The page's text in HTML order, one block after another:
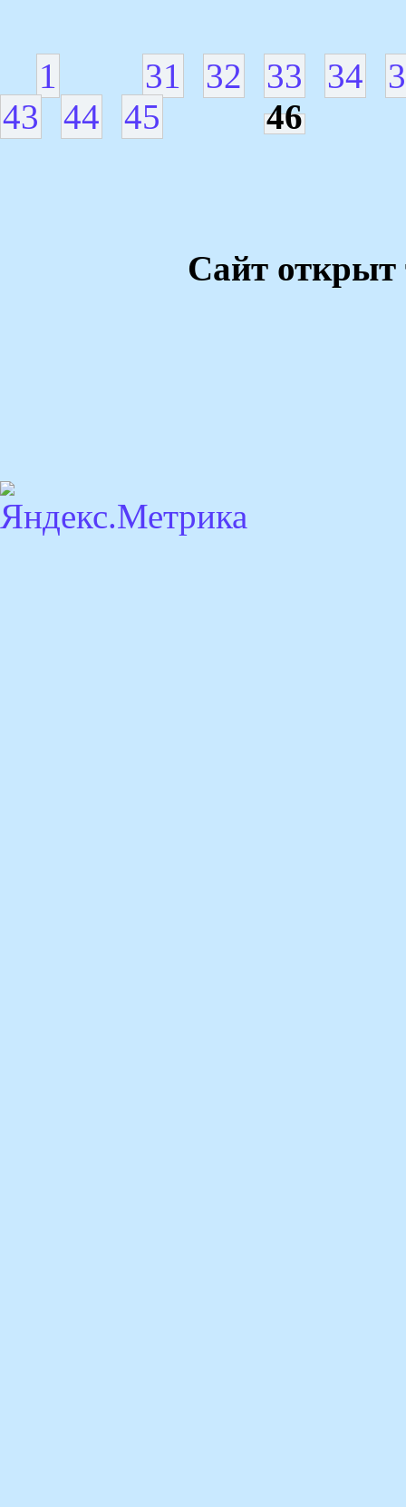
1 31 32 33 34
43
44 45 46
Сайт открыт